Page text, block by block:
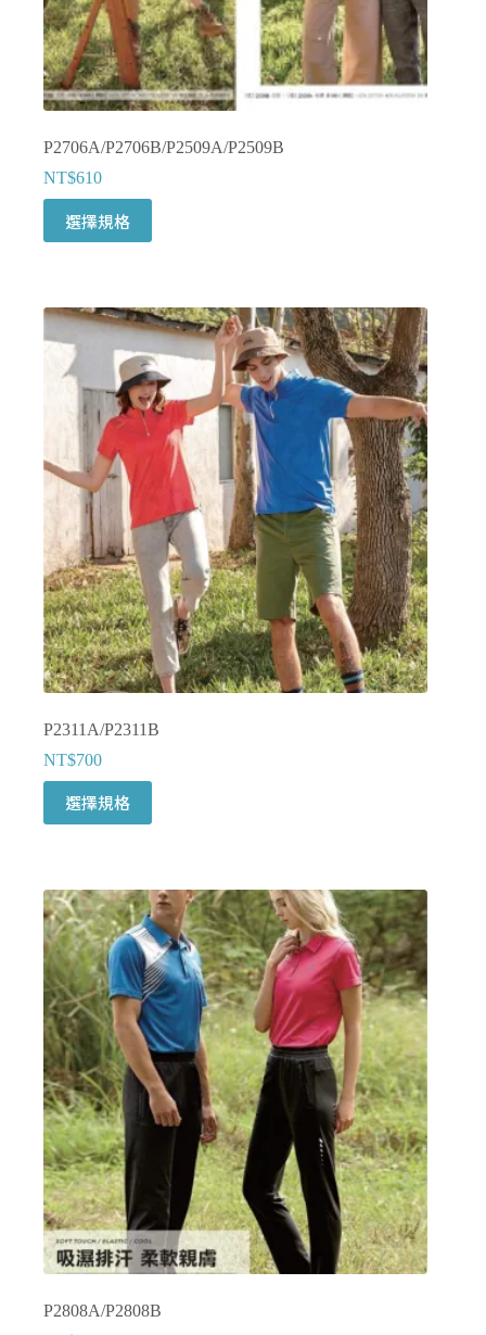
擇
選
項
P2706A/P2706B/P2509A/P2509B
NT$610
選擇規格
產
多
種
產
面
選
擇
選
項
P2311A/P2311B
NT$700
選擇規格
產
多
種
款
式。
可
在
產
品
頁
面
選
擇
選
項
P2808A/P2808B